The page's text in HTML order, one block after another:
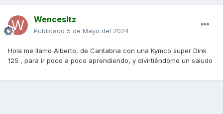
Wencesltz
Publicado 5 de Mayo del 2024
Hola me llamo Alberto, de Cantabria con una Kymco super Dink
125 , para ir poco a poco aprendiendo, y divirtiéndome un saludo